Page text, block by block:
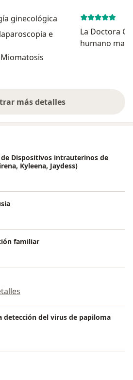
ginecológica
e
La Doctora
humano
más detalles
sobre la experiencia
Dispositivos intrauterinos de
Kyleena, Jaydess)
familiar
detección del virus de papiloma